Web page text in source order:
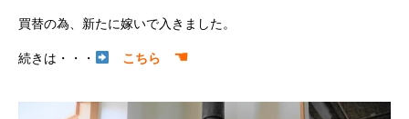
買替の為、新たに嫁いで入きました。
続きは・・・ こちら ☚